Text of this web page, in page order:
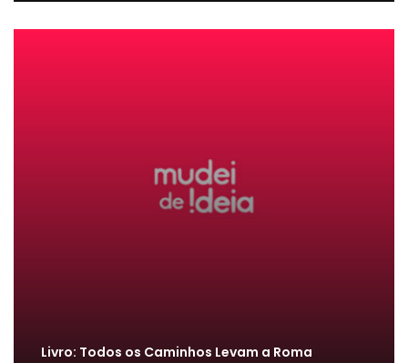
Livro: Todos os Caminhos Levam a Roma